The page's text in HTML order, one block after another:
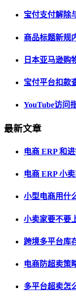
宝付支付解除
商品标题新规
日本亚马逊购
宝付平台扣款
YouTube访问
最新文章
电商 ERP 和
电商 ERP 小
小型电商用什
小卖家要不要
跨境多平台库
电商防超卖策
多平台超卖怎